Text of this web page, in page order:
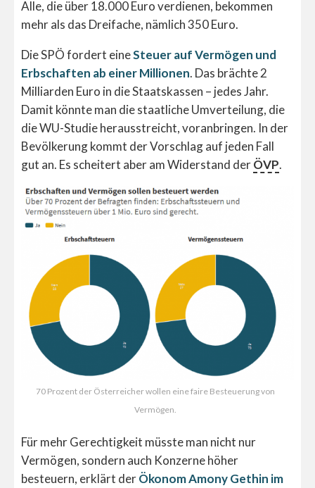
Alle, die über 18.000 Euro verdienen, bekommen
mehr als das Dreifache, nämlich 350 Euro.
Die SPÖ fordert eineSteuer auf Vermögen und
Erbschaften ab einer Millionen. Das brächte 2
Milliarden Euro in die Staatskassen – jedes Jahr.
Damit könnte man die staatliche Umverteilung, die
die WU-Studie herausstreicht, voranbringen. In der
Bevölkerung kommt der Vorschlag auf jeden Fall
gut an. Es scheitert aber am Widerstand derÖVP.
70 Prozent der Österreicher wollen eine faire Besteuerung von
Vermögen.
Für mehr Gerechtigkeit müsste man nicht nur
Vermögen, sondern auch Konzerne höher
besteuern, erklärt derÖkonom Amony Gethin im